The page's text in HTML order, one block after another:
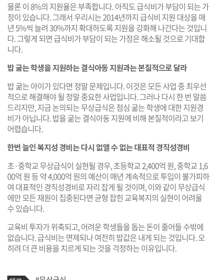
물론 이 8%의 지원율은 부족합니다. 아직도 급식비가 부담이 되는 가
정이 있습니다. 그래서 우리시는 2014년까지 급식비 지원 대상을 매
년 5%씩 늘려 30%까지 확대하도록 지원을 강화해 나간다는 것입니
다. 그렇게 되면 급식비가 부담이 되는 가정은 해소될 것으로 기대합
니다.
밥 굶는 학생을 지원하는 결식아동 지원과는 본질적으로 달라
밥 굶는 아이가 있다면 정말 문제입니다. 이것은 모든 사업 중 최우선
적으로 해결해야 될 정말 중요한 사업입니다. 그러나 다시 한 번 말씀
드리지만, 지금 논의되는 무상급식은 점심 굶는 학생에 대한 지원경
비가 아닙니다. 밥을 굶는 결식아동 지원에 비해 본질적이라고 보기
어렵습니다.
한번 늘인 복지성 경비는 다시 없앨 수 없는 대표적 경직성경비
초·중학교 무상급식이 실현될 경우, 초등학교 2,400억 원, 중학교 1,6
00억 원 등 약 4,000억 원의 예산이 매년 계속적으로 투입이 불가피하
여 대표적인 경직성경비로 자리 잡게 될 것이며, 이와 같이 무상급식
에만 모든 재원이 집중된다면 균형 잡힌 교육복지의 실현이 어려울
수 있습니다.
교육비 투자가 위축되고, 어려운 학생들을 돕는 돈이 줄어들 수밖에
없습니다. 급식비는 면제되나 여전히 밥값은 내게 되는 것입니다. 오
히려 더 큰 비용을 치르게 되는 것을 걱정하는 이유입니다.
기